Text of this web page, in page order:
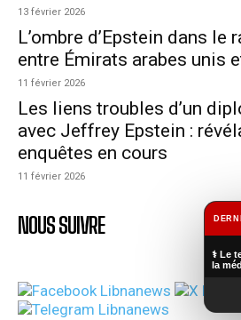
13 février 2026
L’ombre d’Epstein dans le
entre Émirats arabes unis
11 février 2026
Les liens troubles d’un
avec Jeffrey Epstein :
enquêtes en cours
11 février 2026
NOUS SUIVRE
⚕️ Le
la